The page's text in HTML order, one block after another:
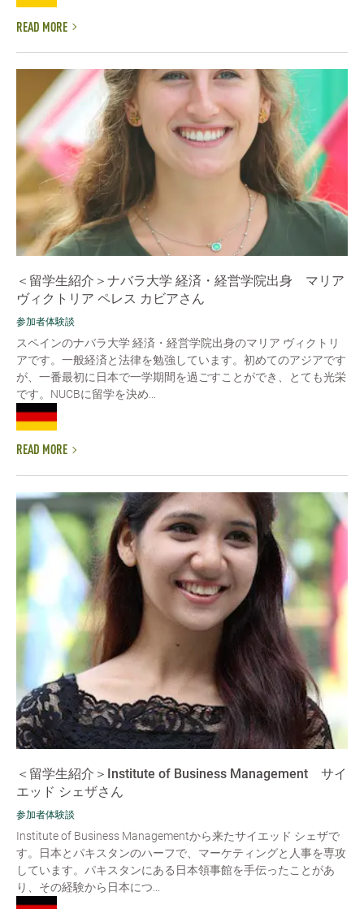
READ MORE
＜留学生紹介＞ナバラ大学 経済・経営学院出身 マリア
ヴィクトリア ペレス カビアさん
参加者体験談
スペインのナバラ大学 経済・経営学院出身のマリア ヴィクトリ
アです。一般経済と法律を勉強しています。初めてのアジアです
が、一番最初に日本で一学期間を過ごすことができ、とても光栄
です。NUCBに留学を決め...
READ MORE
＜留学生紹介＞Institute of Business Management サイ
エッド シェザさん
参加者体験談
Institute of Business Managementから来たサイエッド シェザで
す。日本とパキスタンのハーフで、マーケティングと人事を専攻
しています。パキスタンにある日本領事館を手伝ったことがあ
り、その経験から日本につ...